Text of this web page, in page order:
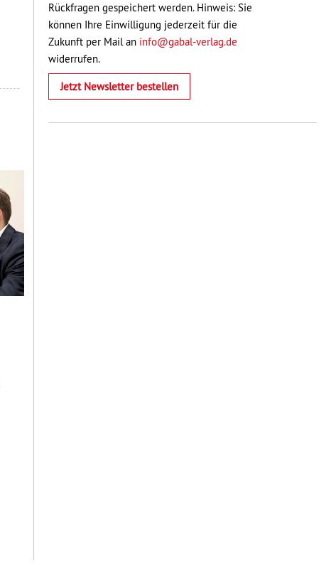
Rückfragen gespeichert werden. Hinweis: Sie
können Ihre Einwilligung jederzeit für die
Zukunft per Mail an info@gabal-verlag.de
widerrufen.
Jetzt Newsletter bestellen